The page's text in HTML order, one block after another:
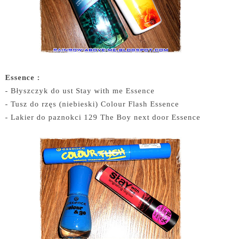
Essence :
- Błyszczyk do ust Stay with me Essence
- Tusz do rzęs (niebieski) Colour Flash Essence
- Lakier do paznokci 129 The Boy next door Essence